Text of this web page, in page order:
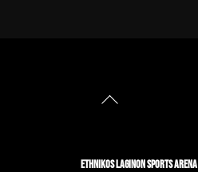
Back
ETHNIKOS LAGINON SPORTS ARENA